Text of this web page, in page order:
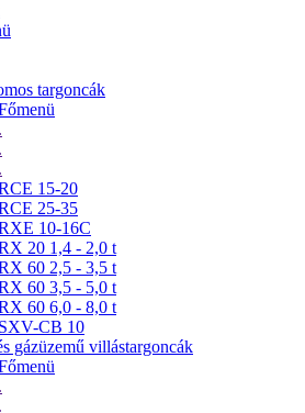
targoncák
.
.
.
15-20
25-35
10-16C
20 1,4 - 2,0 t
60 2,5 - 3,5 t
60 3,5 - 5,0 t
60 6,0 - 8,0 t
SXV-CB 10
gázüzemű villástargoncák
.
.